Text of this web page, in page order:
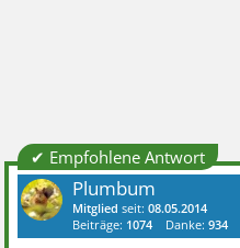
✔ Empfohlene Antwort
Plumbum
Mitglied seit:08.05.2014
Beiträge: 1074 Danke:934